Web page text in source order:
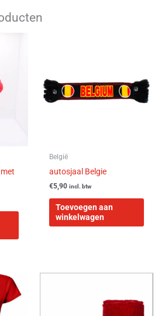
België
autosjaal Belgie
€5,90 incl. btw
Toevoegen aan
winkelwagen
Dit
product
heeft